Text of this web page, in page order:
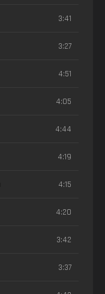
3:41
3:27
4:51
4:05
4:44
4:19
4:15
4:20
3:42
3:37